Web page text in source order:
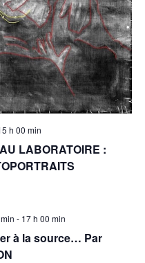
h 00 min
LABORATOIRE :
- 17 h 00 min
à la source… Par